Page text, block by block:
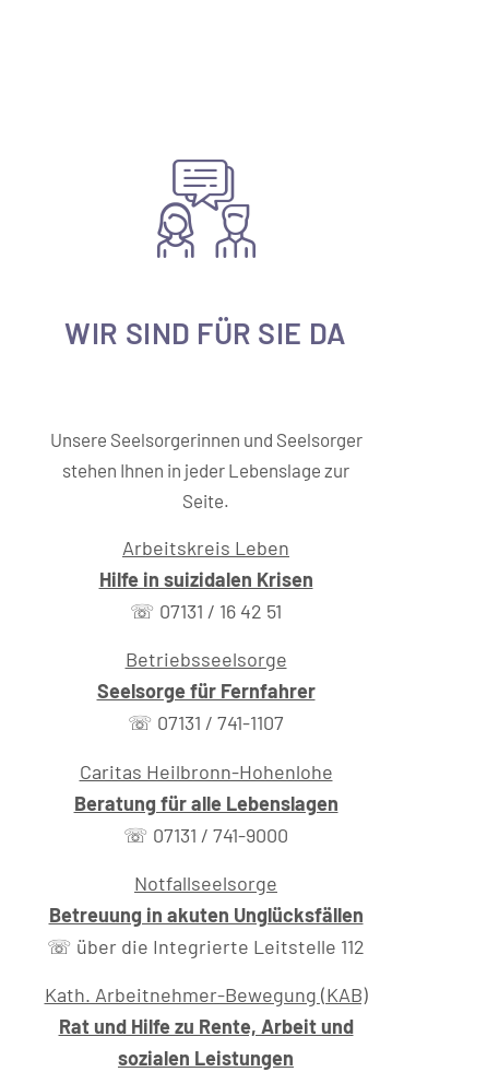
WIR SIND FÜR SIE DA
Unsere Seelsorgerinnen und Seelsorger
stehen Ihnen in jeder Lebenslage zur
Seite.
Arbeitskreis Leben
Hilfe in suizidalen Krisen
☏ 07131 / 16 42 51
Betriebsseelsorge
Seelsorge für Fernfahrer
☏ 07131 / 741-1107
Caritas Heilbronn-Hohenlohe
Beratung für alle Lebenslagen
☏ 07131 / 741-9000
Notfallseelsorge
Betreuung in akuten Unglücksfällen
☏ über die Integrierte Leitstelle 112
Kath. Arbeitnehmer-Bewegung (KAB)
Rat und Hilfe zu Rente, Arbeit und
sozialen Leistungen